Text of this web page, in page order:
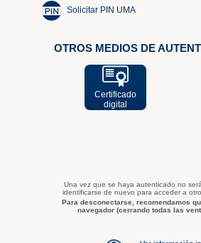
Solicitar PIN UMA
OTROS MEDIOS DE
Certificado
digital
Una vez que se haya autenticado no
identificarse de nuevo para acceder a
Para desconectarse, recomendamos
navegador (cerrando todas las